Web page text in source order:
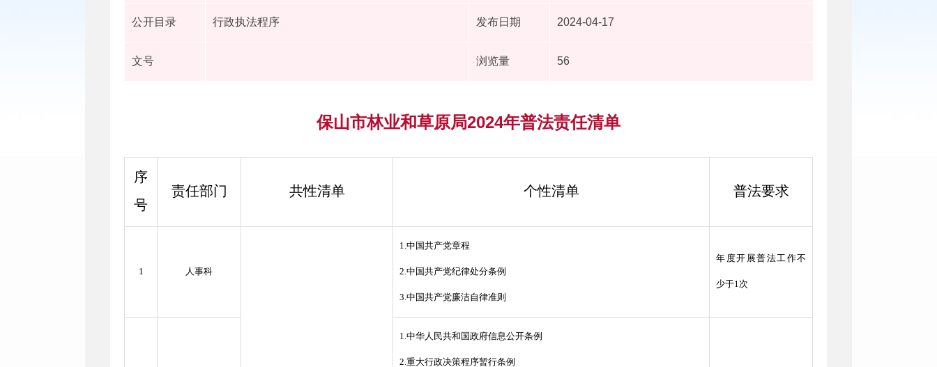
公开目录 行政执法程序 发布日期 2024-04-17
文号 浏览量 56
保山市林业和草原局2024年普法责任清单
序
号
责任部门 共性清单 个性清单 普法要求
1 人事科
1.中国共产党章程
2.中国共产党纪律处分条例
3.中国共产党廉洁自律准则
年度开展普法工作不
少于1次
1.中华人民共和国政府信息公开条例
2.重大行政决策程序暂行条例